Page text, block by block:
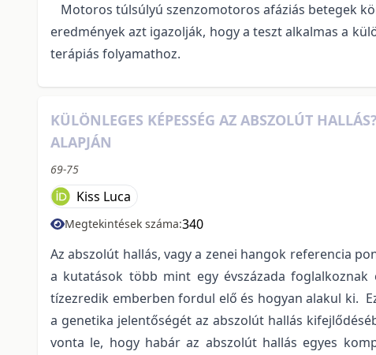
Motoros túlsúlyú szenzomotoros afáziás betegek
eredmények azt igazolják, hogy a teszt alkalmas a
terápiás folyamathoz.
KÜLÖNLEGES KÉPESSÉG AZ ABSZOLÚT
ALAPJÁN
69-75
Kiss Luca
Megtekintések száma:340
Az abszolút hallás, vagy a zenei hangok referencia
a kutatások több mint egy évszázada
tízezredik emberben fordul elő és hogyan alakul ki.
a genetika jelentőségét az abszolút hallás
vonta le, hogy habár az abszolút hallás egyes